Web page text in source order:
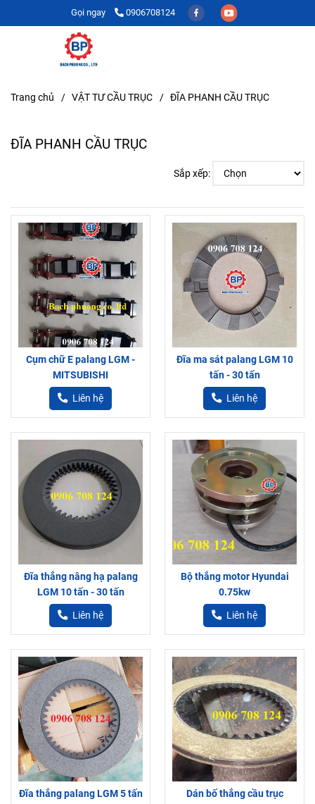
Gọi ngay 0906708124
Trang chủ / VẬT TƯ CẦU TRỤC / ĐĨA PHANH CẦU TRỤC
ĐĨA PHANH CẦU TRỤC
Sắp xếp:
Cụm chữ E palang LGM -
MITSUBISHI
Liên hệ
Đĩa ma sát palang LGM 10
tấn - 30 tấn
Liên hệ
Đĩa thắng nâng hạ palang
LGM 10 tấn - 30 tấn
Liên hệ
Bộ thắng motor Hyundai
0.75kw
Liên hệ
Đĩa thắng palang LGM 5 tấn
Dán bố thắng cầu trục